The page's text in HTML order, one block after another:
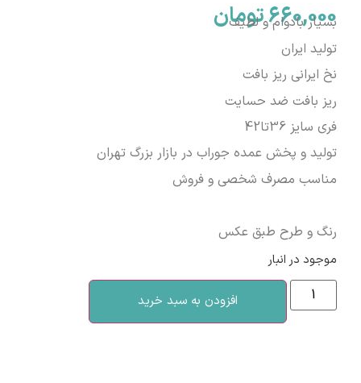
660,000تومان
بسیار بادوام و لطیف
تولید ایران
نخ ایرانی ریز بافت
ریز بافت ضد حسایت
فری سایز 36تا42
تولید و پخش عمده جوراب در بازار بزرگ تهران
مناسب مصرف شخصی و فروش
رنگ و طرح طبق عکس
موجود در انبار
افزودن به سبد خرید